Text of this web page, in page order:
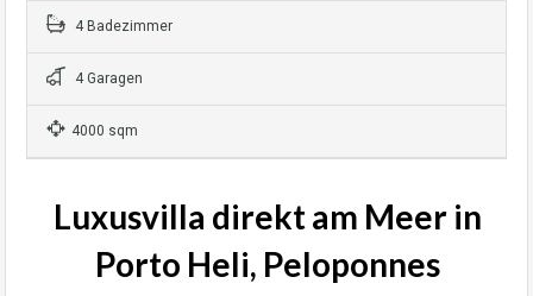
4 Badezimmer
4 Garagen
4000 sqm
Luxusvilla direkt am Meer in
Porto Heli, Peloponnes